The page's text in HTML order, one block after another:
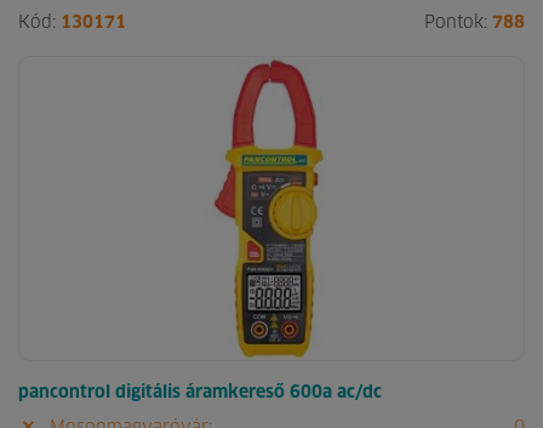
Kód: 130171 Pontok: 788
pancontrol digitális áramkereső 600a ac/dc